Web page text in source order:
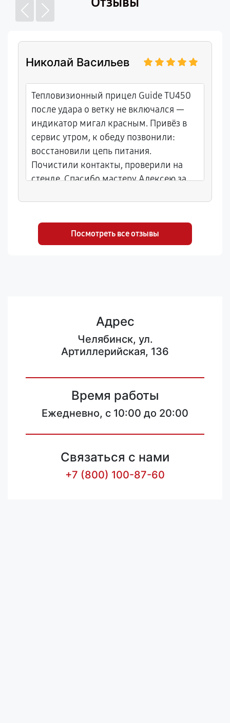
Николай Васильев
Тепловизионный прицел Guide TU450
после удара о ветку не включался —
индикатор мигал красным. Привёз в
сервис утром, к обеду позвонили:
восстановили цепь питания.
Почистили контакты, проверили на
стенде. Спасибо мастеру Алексею за
гарантия 8 месяцев, выдали акт.
Посмотреть все отзывы
Адрес
Челябинск, ул.
Артиллерийская, 136
Время работы
Ежедневно, с 10:00 до 20:00
Связаться с нами
+7 (800) 100-87-60